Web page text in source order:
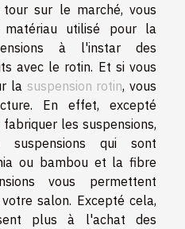
sur le marché, vous
utilisé pour la
à l'instar des
avec le rotin. Et si vous
la suspension rotin, vous
En effet, excepté
les suspensions,
suspensions qui sont
ou bambou et la fibre
vous permettent
salon. Excepté cela,
plus à l'achat des